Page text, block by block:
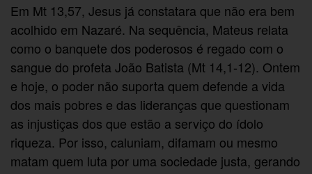
Em Mt 13,57, Jesus já constatara que não era bem
acolhido em Nazaré. Na sequência, Mateus relata
como o banquete dos poderosos é regado com o
sangue do profeta João Batista (Mt 14,1-12). Ontem
e hoje, o poder não suporta quem defende a vida
dos mais pobres e das lideranças que questionam
as injustiças dos que estão a serviço do ídolo
riqueza. Por isso, caluniam, difamam ou mesmo
matam quem luta por uma sociedade justa, gerando